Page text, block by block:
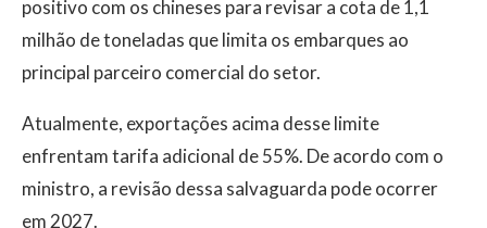
positivo com os chineses para revisar a cota de 1,1
milhão de toneladas que limita os embarques ao
principal parceiro comercial do setor.
Atualmente, exportações acima desse limite
enfrentam tarifa adicional de 55%. De acordo com o
ministro, a revisão dessa salvaguarda pode ocorrer
em 2027.